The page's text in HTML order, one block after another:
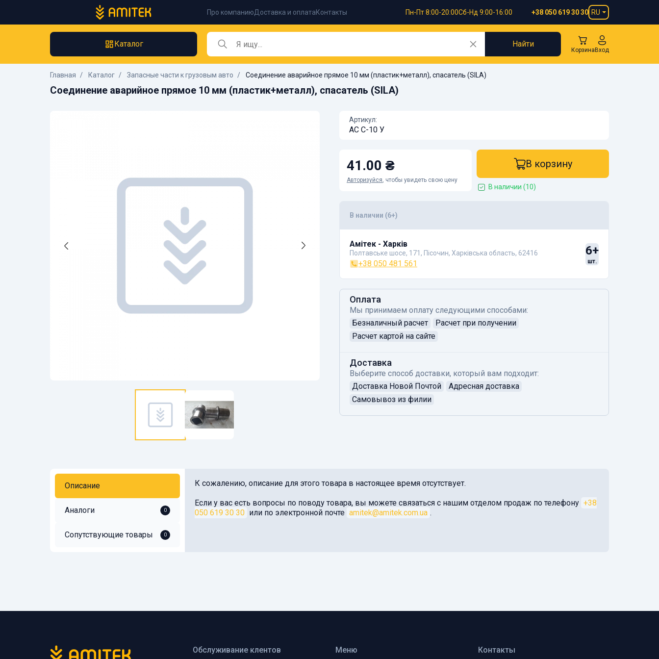
Про компаниюДоставка и оплатаКонтакты Пн-Пт 8:00-20:00Сб-Нд 9:00-16:00 +38 050 619 30 30 RU
Каталог Найти
Корзина Вход
Главная Каталог Запасные части к грузовым авто Соединение аварийное прямое 10 мм (пластик+металл), спасатель (SILA)
Соединение аварийное прямое 10 мм (пластик+металл), спасатель (SILA)
Артикул:
АС C-10 У
41.00 ₴
Авторизуйся, чтобы увидеть свою цену
В корзину
В наличии (10)
В наличии (6+)
Амітек - Харків
Полтавське шосе, 171, Пісочин, Харківська область, 62416
+38 050 481 561
6+
шт.
Оплата
Мы принимаем оплату следующими способами:
Безналичный расчет
Расчет при получении
Расчет картой на сайте
Доставка
Выберите способ доставки, который вам подходит:
Доставка Новой Почтой
Адресная доставка
Самовывоз из филии
Описание
Аналоги 0
Сопутствующие товары 0
К сожалению, описание для этого товара в настоящее время отсутствует.
Если у вас есть вопросы по поводу товара, вы можете связаться с нашим отделом продаж по телефону +38
050 619 30 30 или по электронной почте amitek@amitek.com.ua .
Обслуживание клентов Меню Контакты